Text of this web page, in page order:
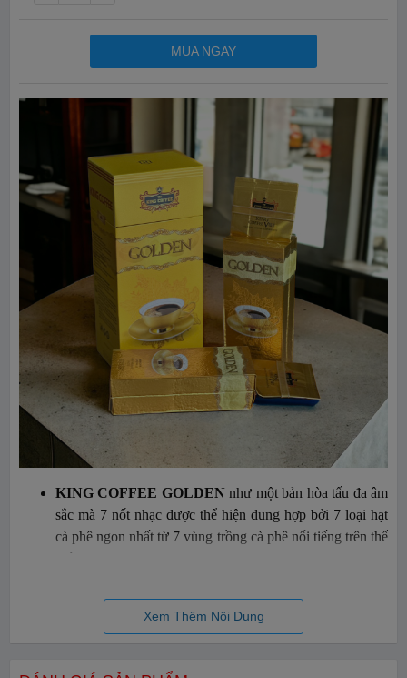
MUA NGAY
KING COFFEE GOLDENnhư một bản hòa tấu đa âm
sắc mà 7 nốt nhạc được thể hiện dung hợp bởi 7 loại hạt
cà phê ngon nhất từ 7 vùng trồng cà phê nổi tiếng trên thế
giới: Guatemala, Ethiopia, Brazil, Colombia, Indonesia,
Khởi đầu với một chút hương nồng nàn của những hạt
Arabica hảo hạng và đặc trưng mỗi vùng đất.
Xem Thêm Nội Dung